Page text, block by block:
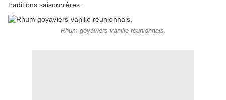
traditions saisonnières.
Rhum goyaviers-vanille réunionnais.